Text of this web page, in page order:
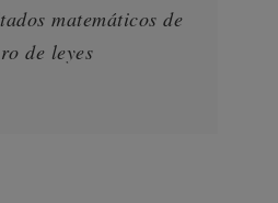
matemáticos de
de leyes